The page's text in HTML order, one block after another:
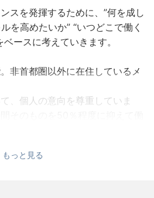
スを発揮するために、”何を成し
を高めたいか” “いつどこで働く
ースに考えていきます。
非首都圏以外に在住しているメ
、個人の意向を尊重していま
ます。
もっと見る